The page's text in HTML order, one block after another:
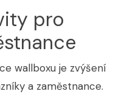
pro
wallboxu je zvýšení
a zaměstnance.